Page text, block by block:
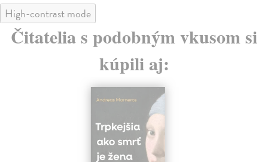
High-contrast mode
Čitatelia s podobným vkusom si
kúpili aj: